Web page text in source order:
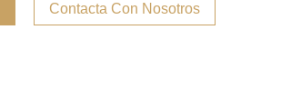
Contacta Con Nosotros